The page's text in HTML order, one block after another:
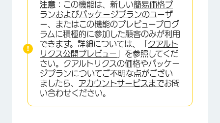
ロケーションエクスペリエンスハブの名称変更
サポート連絡先の追加
ホームページ
インサイトをチェックする
フィードバックを見る
注意： この機能は、新しい簡易価格プ
ランおよびパッケージプランのユーザ
ー、またはこの機能のプレビュープログ
ラムに積極的に参加した顧客のみが利用
できます。詳細については、「 クアルト
リクス公開プレビュー 」を参照してくだ
さい。クアルトリクスの価格やパッケー
ジプランについてご不明な点がござい
ましたら、 アカウントサービスまでお問
い合わせください。